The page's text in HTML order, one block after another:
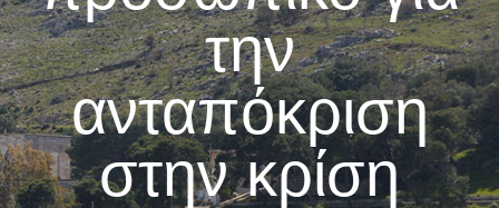
την
ανταπόκριση
στην κρίση